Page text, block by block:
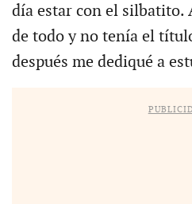
día estar con el silbatito.
de todo y no tenía el
después me dediqué a